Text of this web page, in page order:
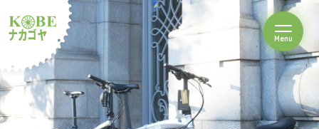
ルショップナカゴヤ
Menuを開閉